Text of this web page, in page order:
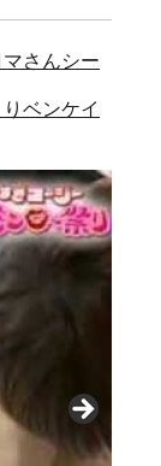
さんシー
ベンケイ